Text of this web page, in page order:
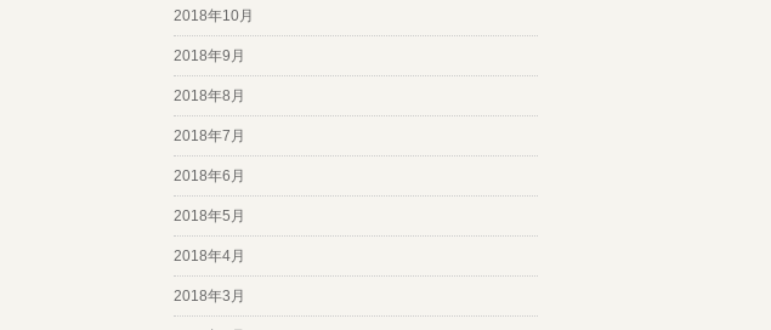
2018年10月
2018年9月
2018年8月
2018年7月
2018年6月
2018年5月
2018年4月
2018年3月